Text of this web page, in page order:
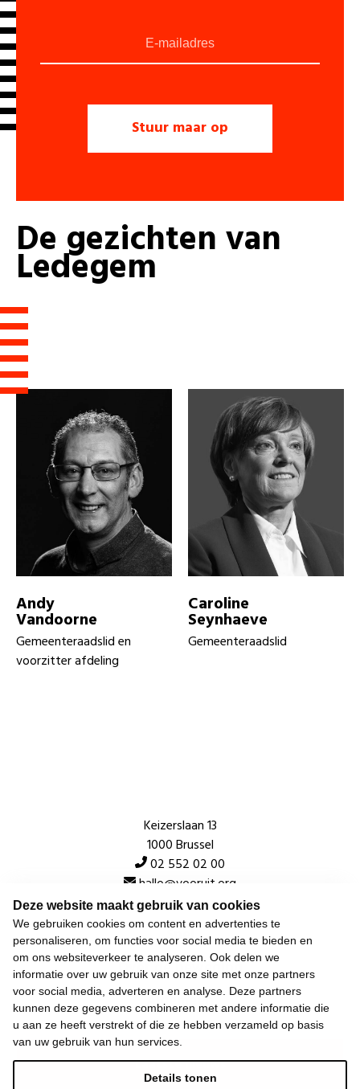
Deze website maakt gebruik van cookies
We gebruiken cookies om content en advertenties te
personaliseren, om functies voor social media te bieden en
om ons websiteverkeer te analyseren. Ook delen we
informatie over uw gebruik van onze site met onze partners
voor social media, adverteren en analyse. Deze partners
kunnen deze gegevens combineren met andere informatie die
u aan ze heeft verstrekt of die ze hebben verzameld op basis
van uw gebruik van hun services.
Details tonen
Degezichtenvan
Ledegem
Andy
Vandoorne
Gemeenteraadslid en
voorzitter afdeling
Caroline
Seynhaeve
Gemeenteraadslid
Keizerslaan 13
1000 Brussel
02 552 02 00
hallo@vooruit.org
Snel
Over de beweging
Algemeen
Laatste nieuws